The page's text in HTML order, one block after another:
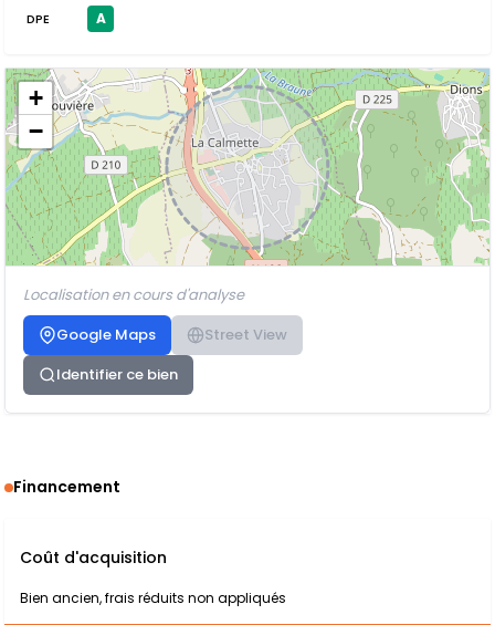
DPE A
+
−
Localisation en cours d'analyse
Google Maps
Street View
Identifier ce bien
Financement
Coût d'acquisition
Bien ancien, frais réduits non appliqués